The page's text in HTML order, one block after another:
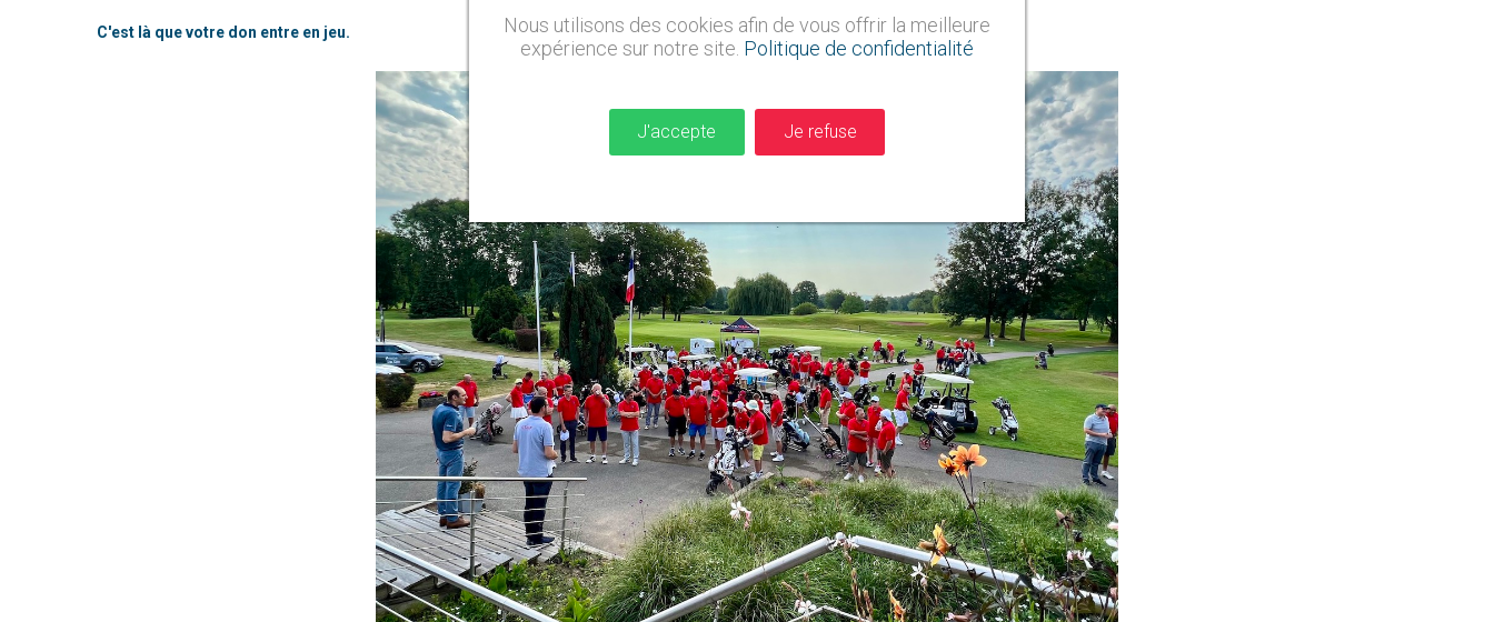
C'est là que votre don entre en jeu.
Nous utilisons des cookies afin de vous offrir la meilleure
expérience sur notre site. Politique de confidentialité
J'accepte Je refuse